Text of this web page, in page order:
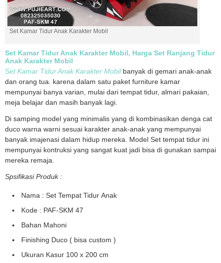
Set Kamar Tidur Anak Karakter Mobil
Set Kamar Tidur Anak Karakter Mobil, Harga Set Ranjang Tidur
Anak Karakter Mobil
Set Kamar Tidur Anak Karakter Mobilbanyak di gemari anak-anak
dan orang tua. karena dalam satu paket furniture kamar
mempunyai banya varian, mulai dari tempat tidur, almari pakaian,
meja belajar dan masih banyak lagi.
Di samping model yang minimalis yang di kombinasikan denga cat
duco warna warni sesuai karakter anak-anak yang mempunyai
banyak imajenasi dalam hidup mereka. Model Set tempat tidur ini
mempunyai kontruksi yang sangat kuat jadi bisa di gunakan sampai
mereka remaja.
Spsifikasi Produk :
Nama : Set Tempat Tidur Anak
Kode : PAF-SKM 47
Bahan Mahoni
Finishing Duco ( bisa custom )
Ukuran Kasur 100 x 200 cm